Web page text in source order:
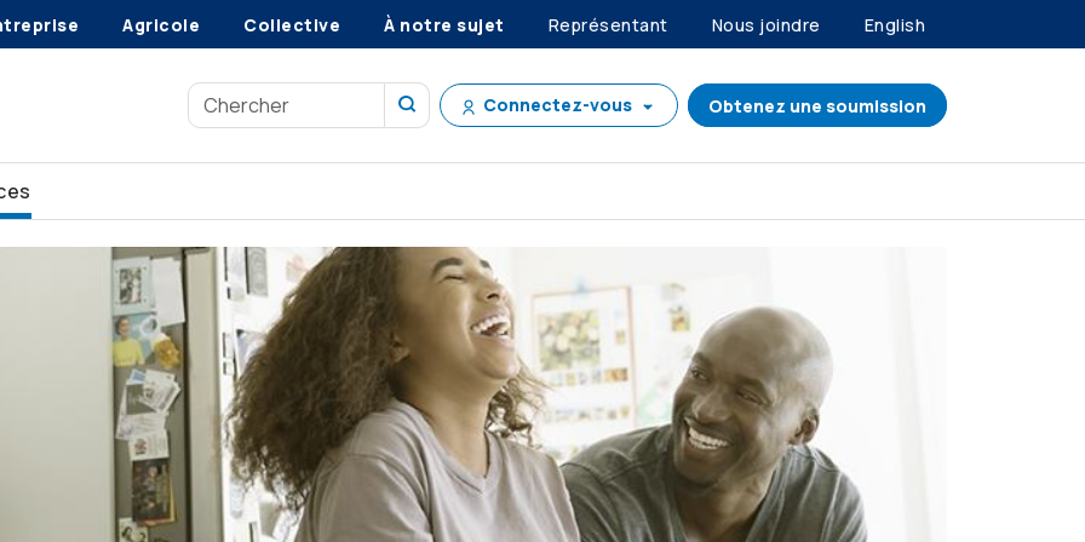
Agricole Collective À notre sujet Représentant Nous joindre English
Connectez-vous Obtenez une soumission
l’avenir Assurance maladies graves